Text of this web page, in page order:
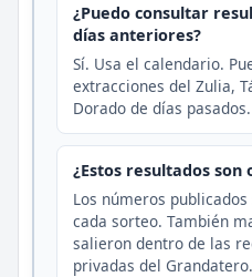
¿Puedo consultar
días anteriores?
Sí. Usa el calendario.
extracciones del Zulia,
Dorado de días pasados.
¿Estos resultados son
Los números
cada sorteo. También
salieron dentro de las
privadas del Grandatero.